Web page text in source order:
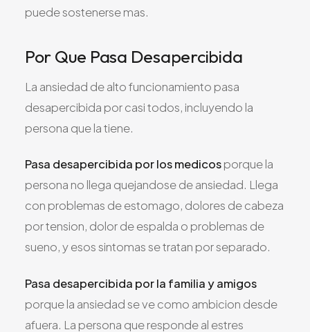
puede sostenerse mas.
Por Que Pasa Desapercibida
La ansiedad de alto funcionamiento pasa
desapercibida por casi todos, incluyendo la
persona que la tiene.
Pasa desapercibida por los medicosporque la
persona no llega quejandose de ansiedad. Llega
con problemas de estomago, dolores de cabeza
por tension, dolor de espalda o problemas de
sueno, y esos sintomas se tratan por separado.
Pasa desapercibida por la familia y amigos
porque la ansiedad se ve como ambicion desde
afuera. La persona que responde al estres